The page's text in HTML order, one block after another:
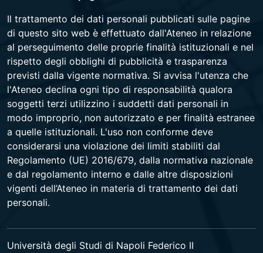
Il trattamento dei dati personali pubblicati sulle pagine
di questo sito web è effettuato dall'Ateneo in relazione
al perseguimento delle proprie finalità istituzionali e nel
rispetto degli obblighi di pubblicità e trasparenza
previsti dalla vigente normativa. Si avvisa l'utenza che
l'Ateneo declina ogni tipo di responsabilità qualora
soggetti terzi utilizzino i suddetti dati personali in
modo improprio, non autorizzato e per finalità estranee
a quelle istituzionali. L'uso non conforme deve
considerarsi una violazione dei limiti stabiliti dal
Regolamento (UE) 2016/679, dalla normativa nazionale
e dal regolamento interno e dalle altre disposizioni
vigenti dell’Ateneo in materia di trattamento dei dati
personali.
Università degli Studi di Napoli Federico II